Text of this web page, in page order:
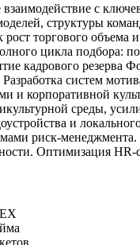
с
структуры
торгового
цикла
кадрового резерва
систем
и корпоративной
среды,
и
риск-
Оптимизация